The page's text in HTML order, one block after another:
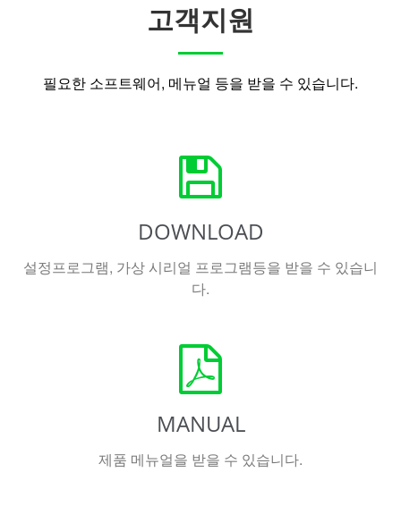
고객지원
필요한 소프트웨어, 메뉴얼 등을 받을 수 있습니다.
DOWNLOAD
설정프로그램, 가상 시리얼 프로그램등을 받을 수 있습니
다.
MANUAL
제품 메뉴얼을 받을 수 있습니다.